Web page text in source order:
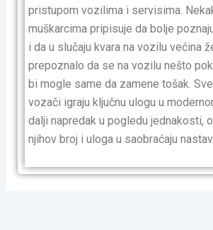
pristupom vozilima i servisima.
muškarcima pripisuje da bolje
i da u slučaju kvara na vozilu većina
prepoznalo da se na vozilu nešto
bi mogle same da zamene tošak.
vozači igraju ključnu ulogu u
dalji napredak u pogledu jednakosti,
njihov broj i uloga u saobraćaju